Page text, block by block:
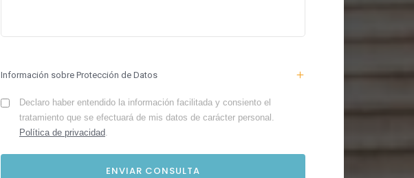
Información sobre Protección de Datos
Declaro haber entendido la información facilitada y consiento el
tratamiento que se efectuará de mis datos de carácter personal.
Política de privacidad.